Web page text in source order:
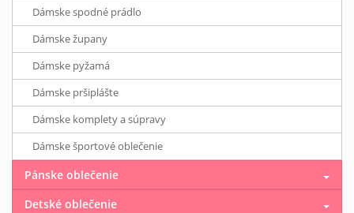
Dámske spodné prádlo
Dámske župany
Dámske pyžamá
Dámske pršiplášte
Dámske komplety a súpravy
Dámske športové oblečenie
Pánske oblečenie
Detské oblečenie